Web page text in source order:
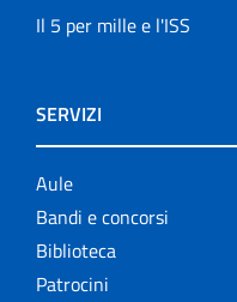
Il 5 per mille e l'ISS
SERVIZI
Aule
Bandi e concorsi
Biblioteca
Patrocini